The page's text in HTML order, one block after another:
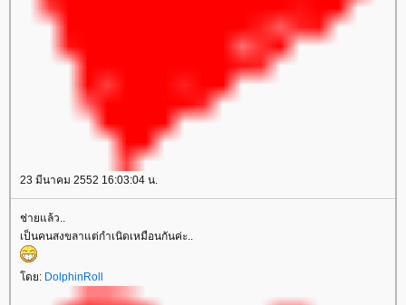
23 มีนาคม 2552 16:03:04 น.
ช่ายแล้ว..
เป็นคนสงขลาแต่กำเนิดเหมือนกันค่ะ..
ดย: DolphinRoll